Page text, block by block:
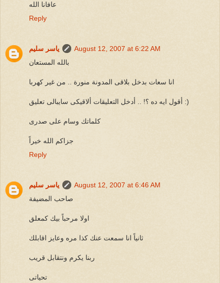
عافانا الله
Reply
ياسر سليم
August 12, 2007 at 6:22 AM
بالله المستعان
انا سعات بدخل بلاقى المدونة منورة .. من غير كهربا
أقول ايه ده ؟! .. أدخل التعليقات ألاقيكى سايبالى تعليق :)
كلماتك وسام على صدرى
جزاكم الله خيراً
Reply
ياسر سليم
August 12, 2007 at 6:46 AM
صاحب المضيفة
اولا مرحباً بيك كمعلق
ثانياً انا سمعت عنك كذا مره وعايز اقابلك
ربنا يكرم ونتقابل قريب
تحياتى